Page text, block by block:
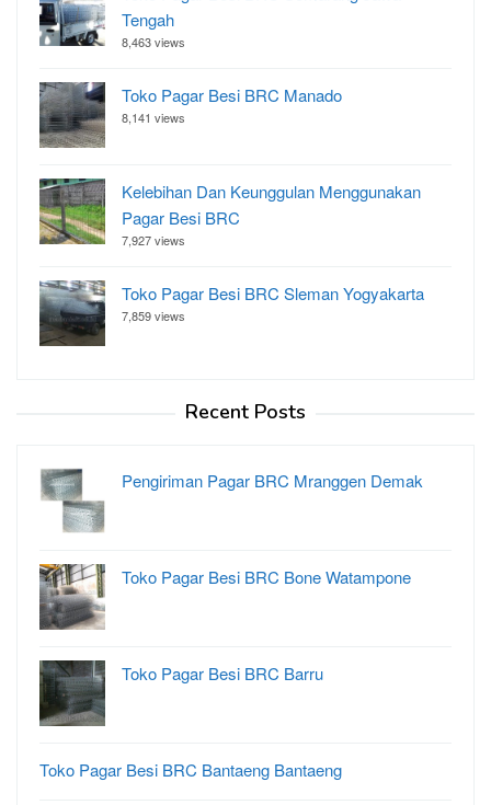
Tengah
8,463 views
Toko Pagar Besi BRC Manado
8,141 views
Kelebihan Dan Keunggulan Menggunakan
Pagar Besi BRC
7,927 views
Toko Pagar Besi BRC Sleman Yogyakarta
7,859 views
Recent Posts
Pengiriman Pagar BRC Mranggen Demak
Toko Pagar Besi BRC Bone Watampone
Toko Pagar Besi BRC Barru
Toko Pagar Besi BRC Bantaeng Bantaeng